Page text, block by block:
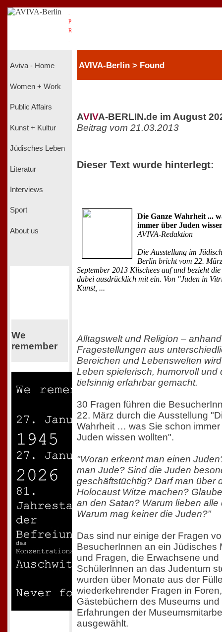
P
R
Aviva - Home
Women + Work
Public Affairs
Kunst + Kultur
Jüdisches Leben
Literatur
Interviews
Sport
About us
We
remember
AVIVA-Berlin > Found
AVIVA-BERLIN.de im August
Beitrag vom 21.03.2013
Dieser Text wurde hinterlegt:
Die Ganze Wahrheit ...
immer über Juden
AVIVA-Redaktion
Die Ausstellung im
Berlin bricht vom 22.
September 2013 Klischees auf und bezieht
dabei ausdrücklich mit ein. Von "Juden in
Kunst, ...
Alltagswelt und Religion –
Fragestellungen aus
Bereichen und Lebenswelten
Leben spielerisch, humorvoll und
tiefsinnig erfahrbar gemacht.
30 Fragen führen die
22. März durch die Ausstellung
Wahrheit … was Sie schon immer
Juden wissen wollten".
"Woran erkennt man einen
man Jude? Sind die Juden
geschäftstüchtig? Darf man über
Holocaust Witze machen?
an den Satan? Warum lieben alle
Warum mag keiner die Juden?"
Das sind nur einige der Fragen
BesucherInnen an ein Jüdisches
und Fragen, die Erwachsene und
SchülerInnen an das Judentum
wurden über Monate aus der
wiederkehrender Fragen in Foren,
Gästebüchern des Museums und
Erfahrungen der
ausgewählt.